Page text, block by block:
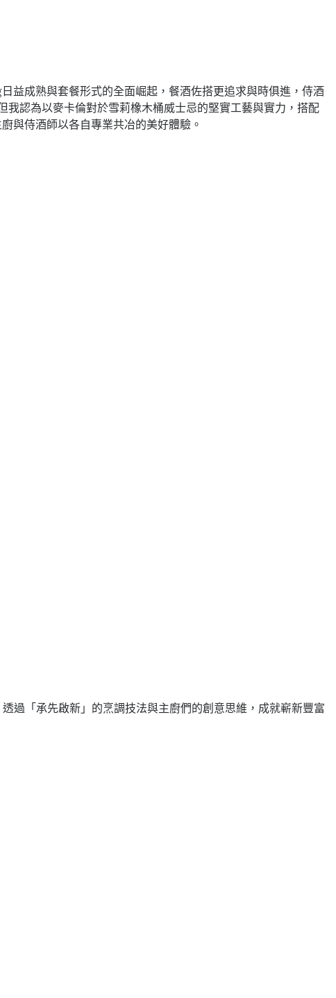
益成熟與套餐形式的全面崛起，餐酒佐搭更追求與時俱進，侍酒
認為以麥卡倫對於雪莉橡木桶威士忌的堅實工藝與實力，搭配
與侍酒師以各自專業共冶的美好體驗。
過「承先啟新」的烹調技法與主廚們的創意思維，成就嶄新豐富